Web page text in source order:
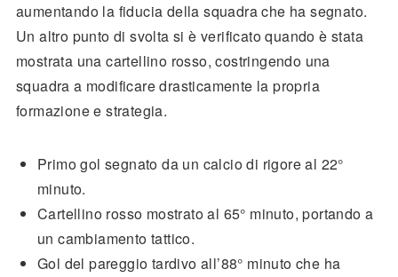
aumentando la fiducia della squadra che ha segnato.
Un altro punto di svolta si è verificato quando è stata
mostrata una cartellino rosso, costringendo una
squadra a modificare drasticamente la propria
formazione e strategia.
Primo gol segnato da un calcio di rigore al 22°
minuto.
Cartellino rosso mostrato al 65° minuto, portando a
un cambiamento tattico.
Gol del pareggio tardivo all’88° minuto che ha